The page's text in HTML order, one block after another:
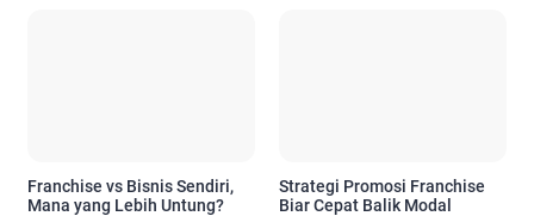
Franchise vs Bisnis Sendiri,
Mana yang Lebih Untung?
Strategi Promosi Franchise
Biar Cepat Balik Modal